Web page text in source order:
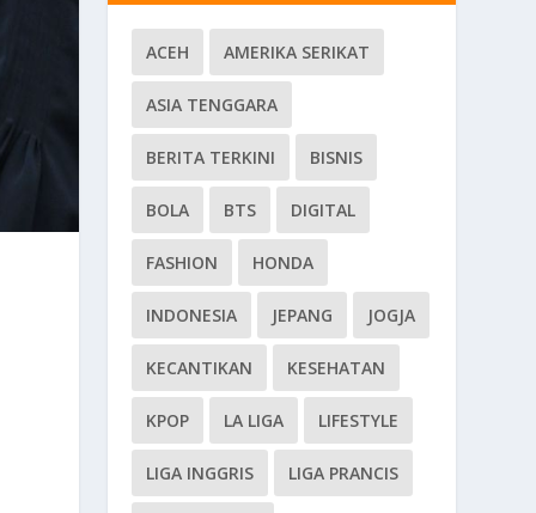
ACEH AMERIKA SERIKAT
ASIA TENGGARA
BERITA TERKINI BISNIS
BOLA BTS DIGITAL
FASHION HONDA
INDONESIA JEPANG JOGJA
KECANTIKAN KESEHATAN
KPOP LA LIGA LIFESTYLE
LIGA INGGRIS LIGA PRANCIS